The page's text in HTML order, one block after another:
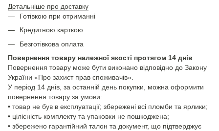
Детальніше про доставку
Готівкою при отриманні
Кредитною карткою
Безготівкова оплата
Повернення товару належної якості протягом 14 днів
Повернення товару може бути виконано відповідно до Закону
України «Про захист прав споживачів».
У період 14 днів, за останній день покупки, можна оформити
повернення товару за умови:
• товар не був в експлуатації; збережені всі пломби та ярлики;
• цілісність комплекту та упаковки не пошкоджена;
• збережено гарантійний талон та документ, що підтверджує